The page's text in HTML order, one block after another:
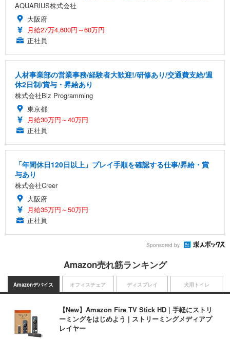
AQUARIUS株式会社
大阪府
月給27万4,600円～60万円
正社員
人材事業部の営業事務/経験者大歓迎!/研修あり/交通費支給/週
休2日制/賞与・昇給あり
株式会社Biz Programming
東京都
月給30万円～40万円
正社員
「年間休日120日以上」プレイ手順を確認する仕事/昇給・賞
与あり
株式会社Creer
大阪府
月給35万円～50万円
正社員
Sponsored by
Amazon売れ筋ランキング
Amazonデバイス
【New】Amazon Fire TV Stick HD | 手軽にストリ
ーミングをはじめよう | ストリーミングメディアプ
レイヤー
オフィスチェア ディスプレイ 犬用トイレ